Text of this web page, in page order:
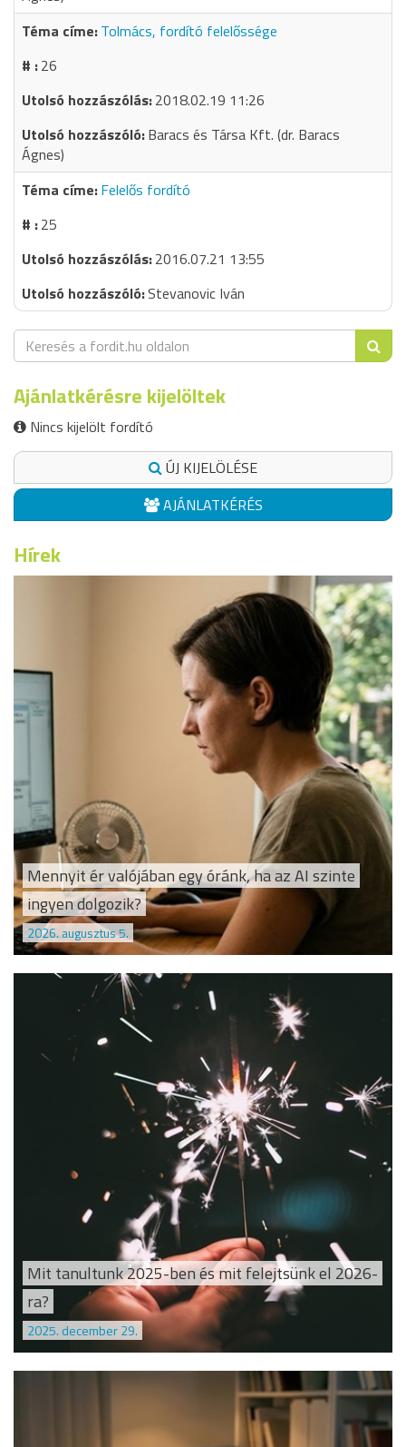
Tolmács, fordító felelőssége
26
2018.02.19 11:26
Baracs és Társa Kft. (dr. Baracs
Ágnes)
Felelős fordító
25
2016.07.21 13:55
Stevanovic Iván
Ajánlatkérésre kijelöltek
Nincs kijelölt fordító
ÚJ KIJELÖLÉSE
AJÁNLATKÉRÉS
Hírek
Mennyit ér valójában egy óránk, ha az AI szinte
ingyen dolgozik?
2026. augusztus 5.
Mit tanultunk 2025-ben és mit felejtsünk el 2026-
ra?
2025. december 29.